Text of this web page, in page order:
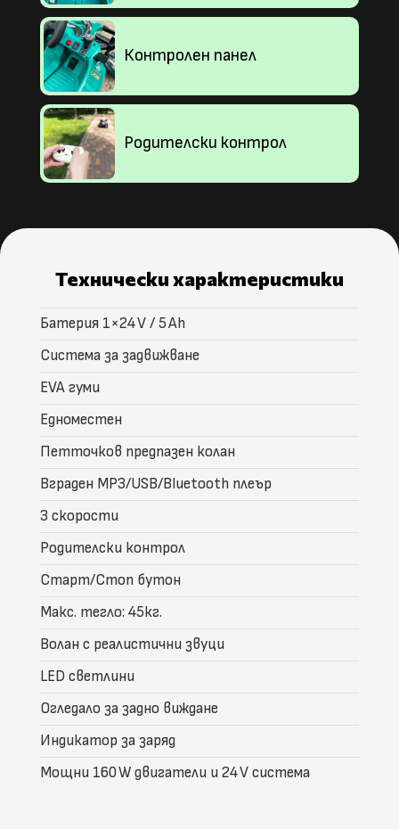
Контролен панел
Родителски контрол
Технически характеристики
Батерия 1×24 V / 5 Ah
Система за задвижване
EVA гуми
Едноместен
Петточков предпазен колан
Вграден MP3/USB/Bluetooth плеър
3 скорости
Родителски контрол
Старт/Стоп бутон
Макс. тегло: 45кг.
Волан с реалистични звуци
LED светлини
Огледало за задно виждане
Индикатор за заряд
Мощни 160 W двигатели и 24 V система